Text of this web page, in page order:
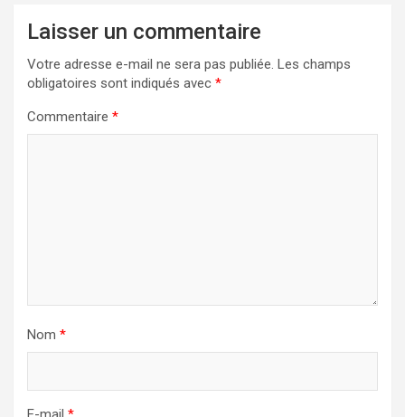
Laisser un commentaire
Votre adresse e-mail ne sera pas publiée. Les champs
obligatoires sont indiqués avec *
Commentaire *
Nom *